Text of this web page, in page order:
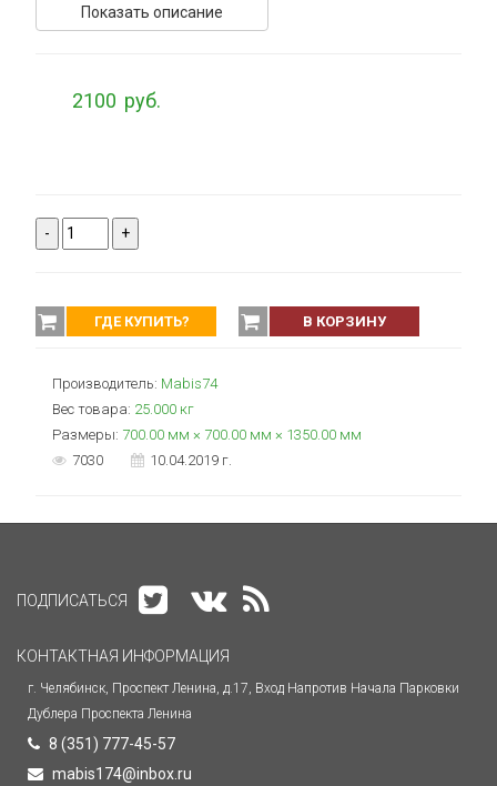
Показать описание
2100 руб.
- +
ГДЕ КУПИТЬ? В КОРЗИНУ
Производитель: Mabis74
Вес товара: 25.000 кг
Размеры: 700.00 мм × 700.00 мм × 1350.00 мм
7030
10.04.2019 г.
ПОДПИСАТЬСЯ
КОНТАКТНАЯ ИНФОРМАЦИЯ
г. Челябинск, Проспект Ленина, д.17, Вход Напротив Начала Парковки
Дублера Проспекта Ленина
8 (351) 777-45-57
mabis174@inbox.ru